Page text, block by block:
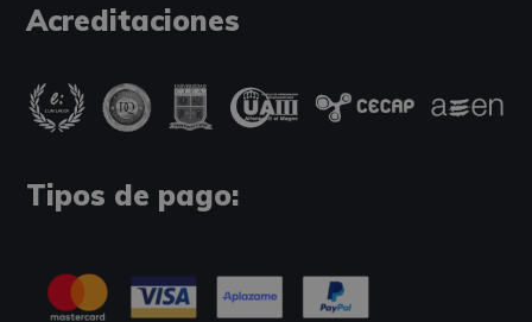
Acreditaciones
Tipos de pago: